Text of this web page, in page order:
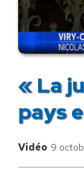
« La
pays
Vidéo 9